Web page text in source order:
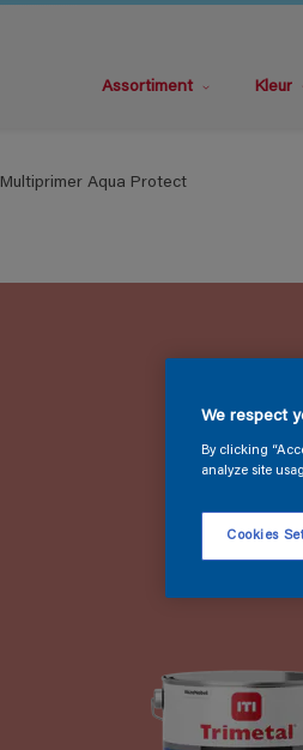
Assortiment Kleur
Multiprimer Aqua Protect
We respect
By clicking
analyze site
Cookies